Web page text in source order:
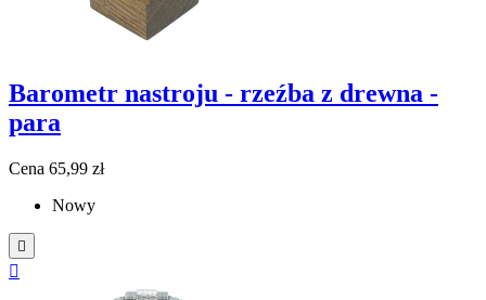
Barometr nastroju - rzeźba z drewna -
para
Cena 65,99 zł
Nowy

